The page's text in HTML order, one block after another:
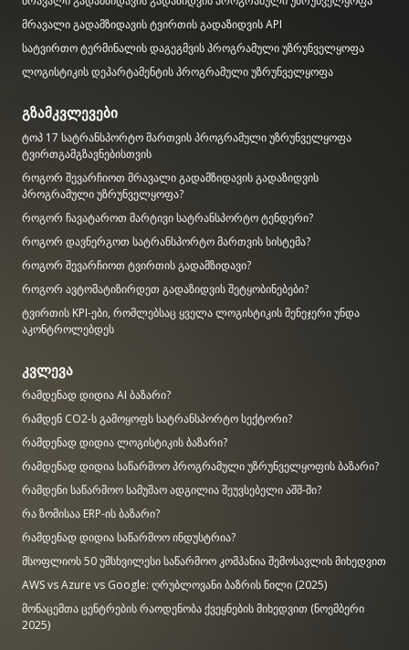
მრავალი გადამზიდავის ტვირთის გადაზიდვის API
სატვირთო ტერმინალის დაგეგმვის პროგრამული უზრუნველყოფა
ლოგისტიკის დეპარტამენტის პროგრამული უზრუნველყოფა
გზამკვლევები
ტოპ 17 სატრანსპორტო მართვის პროგრამული უზრუნველყოფა
ტვირთგამგზავნებისთვის
როგორ შევარჩიოთ მრავალი გადამზიდავის გადაზიდვის
პროგრამული უზრუნველყოფა?
როგორ ჩავატაროთ მარტივი სატრანსპორტო ტენდერი?
როგორ დავნერგოთ სატრანსპორტო მართვის სისტემა?
როგორ შევარჩიოთ ტვირთის გადამზიდავი?
როგორ ავტომატიზირდეთ გადაზიდვის შეტყობინებები?
ტვირთის KPI-ები, რომლებსაც ყველა ლოგისტიკის მენეჯერი უნდა
აკონტროლებდეს
კვლევა
რამდენად დიდია AI ბაზარი?
რამდენ CO2-ს გამოყოფს სატრანსპორტო სექტორი?
რამდენად დიდია ლოგისტიკის ბაზარი?
რამდენად დიდია საწარმოო პროგრამული უზრუნველყოფის ბაზარი?
რამდენი საწარმოო სამუშაო ადგილია შეუვსებელი აშშ-ში?
რა ზომისაა ERP-ის ბაზარი?
რამდენად დიდია საწარმოო ინდუსტრია?
მსოფლიოს 50 უმსხვილესი საწარმოო კომპანია შემოსავლის მიხედვით
AWS vs Azure vs Google: ღრუბლოვანი ბაზრის წილი (2025)
მონაცემთა ცენტრების რაოდენობა ქვეყნების მიხედვით (ნოემბერი
2025)